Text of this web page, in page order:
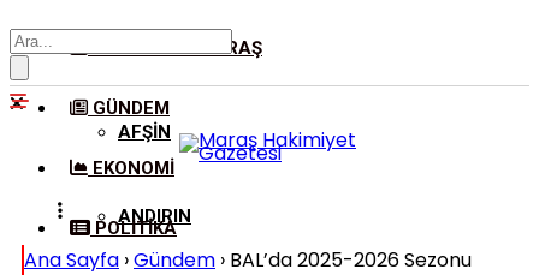
KAHRAMANMARAŞ
AFŞIN
ANDIRIN
GÜNDEM
EKONOMI
POLITIKA
Ana Sayfa ›Gündem › BAL’da 2025-2026 Sezonu